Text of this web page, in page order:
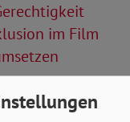
im Film